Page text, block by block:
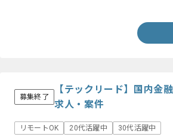
募集終了
【テックリード】国内金
求人・案件
リモートOK 20代活躍中 30代活躍中